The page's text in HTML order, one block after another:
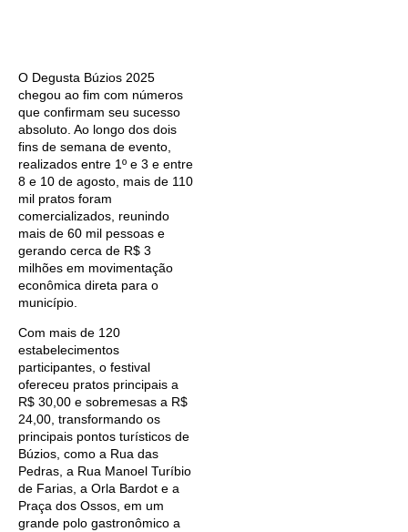
O Degusta Búzios 2025
chegou ao fim com números
que confirmam seu sucesso
absoluto. Ao longo dos dois
fins de semana de evento,
realizados entre 1º e 3 e entre
8 e 10 de agosto, mais de 110
mil pratos foram
comercializados, reunindo
mais de 60 mil pessoas e
gerando cerca de R$ 3
milhões em movimentação
econômica direta para o
município.
Com mais de 120
estabelecimentos
participantes, o festival
ofereceu pratos principais a
R$ 30,00 e sobremesas a R$
24,00, transformando os
principais pontos turísticos de
Búzios, como a Rua das
Pedras, a Rua Manoel Turíbio
de Farias, a Orla Bardot e a
Praça dos Ossos, em um
grande polo gastronômico a